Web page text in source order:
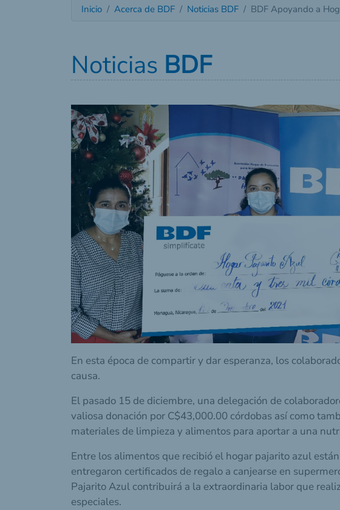
Inicio Acerca de BDF Noticias BDF BDF Apoyando a
Noticias BDF
En esta época de compartir y dar esperanza, los
causa.
El pasado 15 de diciembre, una delegación de
valiosa donación por C$43,000.00 córdobas así como
materiales de limpieza y alimentos para aportar a una
Entre los alimentos que recibió el hogar pajarito azul
entregaron certificados de regalo a canjearse en
Pajarito Azul contribuirá a la extraordinaria labor que
especiales.